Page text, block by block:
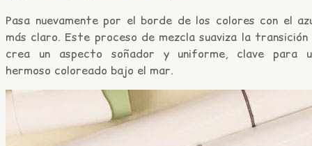
Pasa nuevamente por el borde de los colores con el
más claro. Este proceso de mezcla suaviza la transición
crea un aspecto soñador y uniforme, clave para
hermoso coloreado bajo el mar.